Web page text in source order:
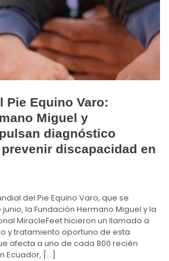
Pie Equino Varo:
Miguel y
diagnóstico
discapacidad en
del Pie Equino Varo, que se
la Fundación Hermano Miguel y la
MiracleFeet hicieron un llamado a
y tratamiento oportuno de esta
afecta a uno de cada 800 recién
Ecuador, […]